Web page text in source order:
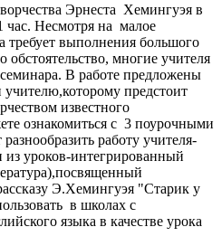
Эрнеста Хемингуэя в
час. Несмотря на малое
требует выполнения большого
многие учителя
В работе предложены
предстоит
известного
ознакомиться с 3 поурочными
работу учителя-
уроков-интегрированный
Э.Хемингуэя "Старик у
в школах с
языка в качестве урока